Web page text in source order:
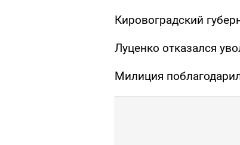
Кировоградский
Луценко отказался
Милиция